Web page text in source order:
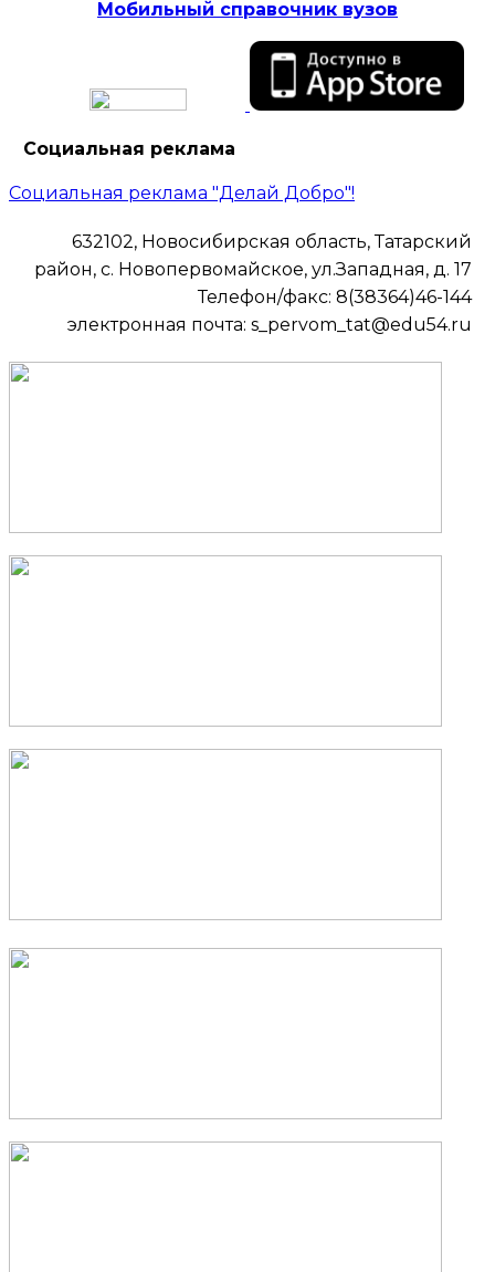
Мобильный справочник вузов
Социальная реклама
Социальная реклама "Делай Добро"!
632102, Новосибирская область, Татарский
район, с. Новопервомайское, ул.Западная, д. 17
Телефон/факс: 8(38364)46-144
электронная почта: s_pervom_tat@edu54.ru